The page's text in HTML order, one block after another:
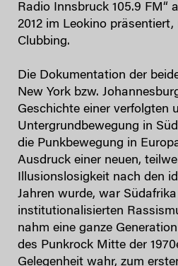
Radio Innsbruck 105.9 FM“
2012 im Leokino
Clubbing.
Die Dokumentation der
New York bzw.
Geschichte einer verfolgten
Untergrundbewegung in
die Punkbewegung in
Ausdruck einer neuen,
Illusionslosigkeit nach den
Jahren wurde, war
institutionalisierten
nahm eine ganze
des Punkrock Mitte der
Gelegenheit wahr, zum